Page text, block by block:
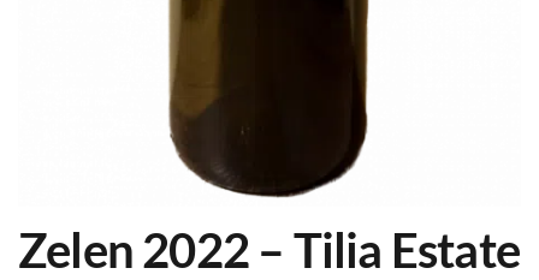
Zelen 2022 – Tilia Estate